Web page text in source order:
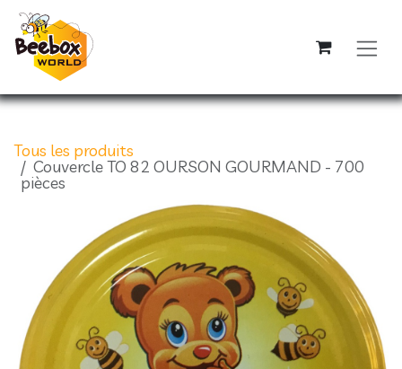
Se rendre au contenu
Tous les produits
Couvercle TO 82 OURSON GOURMAND - 700
pièces